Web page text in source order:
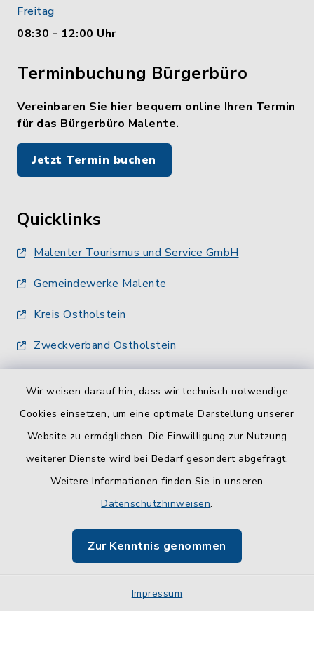
Wir weisen darauf hin, dass wir technisch notwendige
Cookies einsetzen, um eine optimale Darstellung unserer
Website zu ermöglichen. Die Einwilligung zur Nutzung
weiterer Dienste wird bei Bedarf gesondert abgefragt.
Weitere Informationen finden Sie in unseren
Datenschutzhinweisen.
Zur Kenntnis genommen
Impressum
Freitag
08:30 - 12:00 Uhr
Terminbuchung Bürgerbüro
Vereinbaren Sie hier bequem online Ihren Termin
für das Bürgerbüro Malente.
Jetzt Termin buchen
Quicklinks
Malenter Tourismus und Service GmbH
Gemeindewerke Malente
Kreis Ostholstein
Zweckverband Ostholstein
Barrierefreiheit
Impressum
Sitemap